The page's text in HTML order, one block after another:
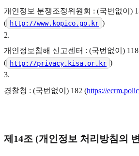
개인정보 분쟁조정위원회 : (국번없이)
( http://www.kopico.go.kr )
2.
개인정보침해 신고센터 : (국번없이) 118
( http://privacy.kisa.or.kr )
3.
경찰청 : (국번없이) 182 (https://
제14조 (개인정보 처리방침의